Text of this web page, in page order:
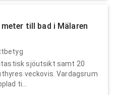
till bad i Mälaren
sjöutsikt samt 20
veckovis. Vardagsrum
ti...